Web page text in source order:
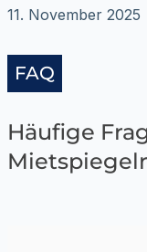
11. November 2025
FAQ
Häufige